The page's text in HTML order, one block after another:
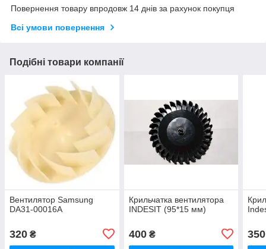
Повернення товару впродовж 14 днів за рахунок покупця
Всі умови повернення
Подібні товари компанії
Вентилятор Samsung
DA31-00016A
320 ₴
Крильчатка вентилятора
INDESIT (95*15 мм)
400₴ 350